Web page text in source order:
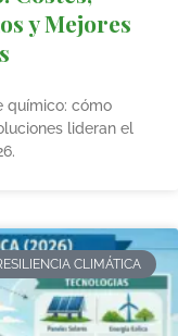
y Mejores
químico: cómo
lideran el
CLIMÁTICA